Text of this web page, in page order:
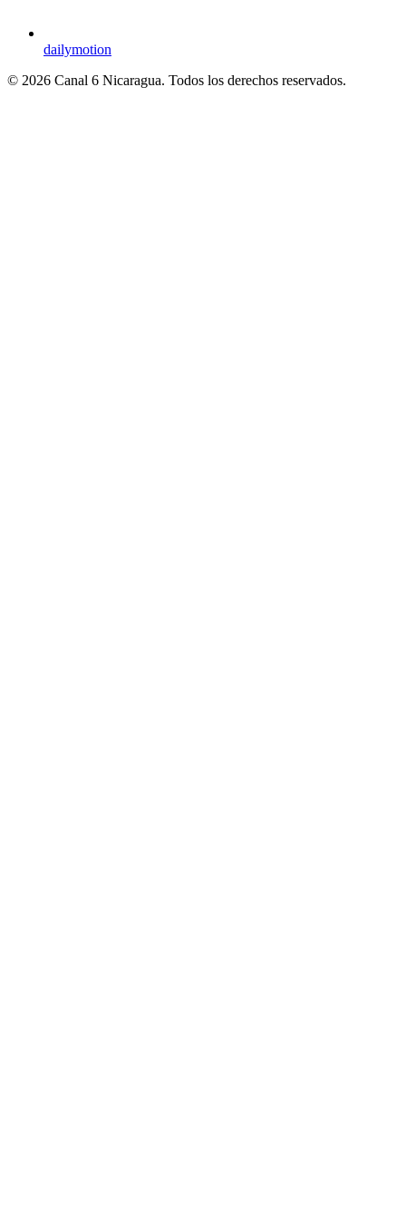
dailymotion
© 2026 Canal 6 Nicaragua. Todos los derechos reservados.